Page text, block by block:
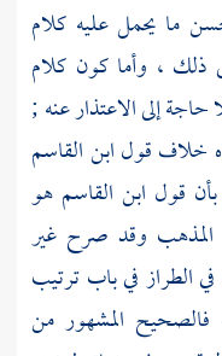
ما يحمل عليه كلام
ذلك ، وأما كون كلام
حاجة إلى الاعتذار عنه ;
خلاف قولابن القاسم
قول ابن القاسم هو
المذهب وقد صرح غير
الطراز في باب ترتيب
فالصحيح المشهور من